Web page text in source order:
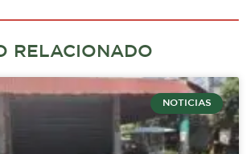
RELACIONADO
NOTICIAS